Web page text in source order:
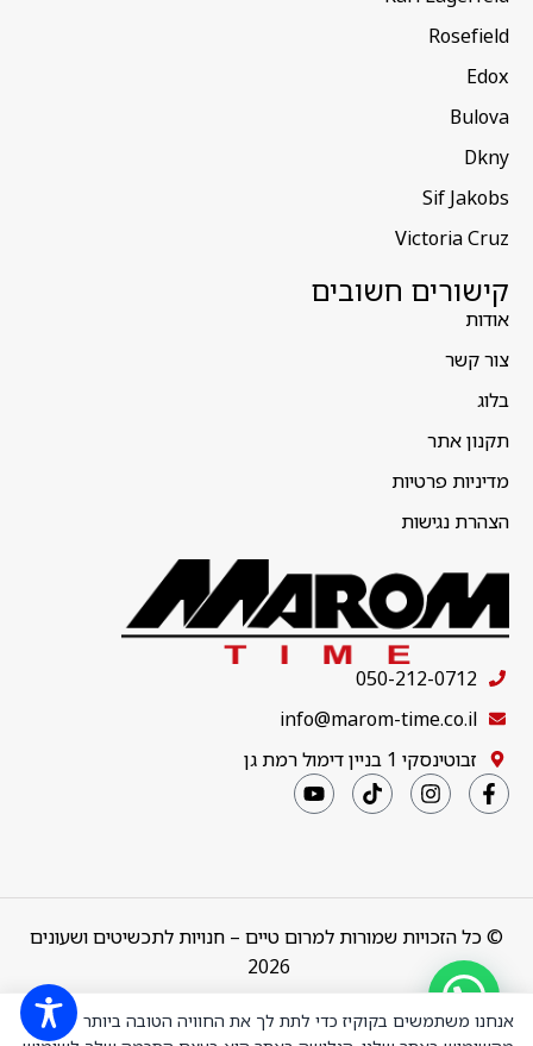
Rosefield
Edox
Bulova
Dkny
Sif Jakobs
Victoria Cruz
קישורים חשובים
אודות
צור קשר
בלוג
תקנון אתר
מדיניות פרטיות
הצהרת נגישות
050-212-0712
info@marom-time.co.il
זבוטינסקי 1 בניין דימול רמת גן
© כל הזכויות שמורות למרום טיים – חנויות לתכשיטים ושעונים
2026
Design & Code bythebuildup
אנחנו משתמשים בקוקיז כדי לתת לך את החוויה הטובה ביותר